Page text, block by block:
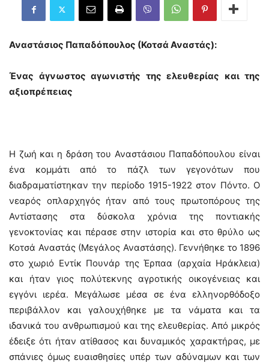
Αναστάσιος Παπαδόπουλος (Κοτσά Αναστάς):
Ένας άγνωστος αγωνιστής της ελευθερίας και της
αξιοπρέπειας
Η ζωή και η δράση του Αναστάσιου Παπαδόπουλου είναι
ένα κομμάτι από το πάζλ των γεγονότων που
διαδραματίστηκαν την περίοδο 1915-1922 στον Πόντο. Ο
νεαρός οπλαρχηγός ήταν από τους πρωτοπόρους της
Αντίστασης στα δύσκολα χρόνια της ποντιακής
γενοκτονίας και πέρασε στην ιστορία και στο θρύλο ως
Κοτσά Αναστάς (Μεγάλος Αναστάσης). Γεννήθηκε το 1896
στο χωριό Εντίκ Πουνάρ της Έρπαα (αρχαία Ηράκλεια)
και ήταν γιος πολύτεκνης αγροτικής οικογένειας και
εγγόνι ιερέα. Μεγάλωσε μέσα σε ένα ελληνορθόδοξο
περιβάλλον και γαλουχήθηκε με τα νάματα και τα
ιδανικά του ανθρωπισμού και της ελευθερίας. Από μικρός
έδειξε ότι ήταν ατίθασος και δυναμικός χαρακτήρας, με
σπάνιες όμως ευαισθησίες υπέρ των αδύναμων και των